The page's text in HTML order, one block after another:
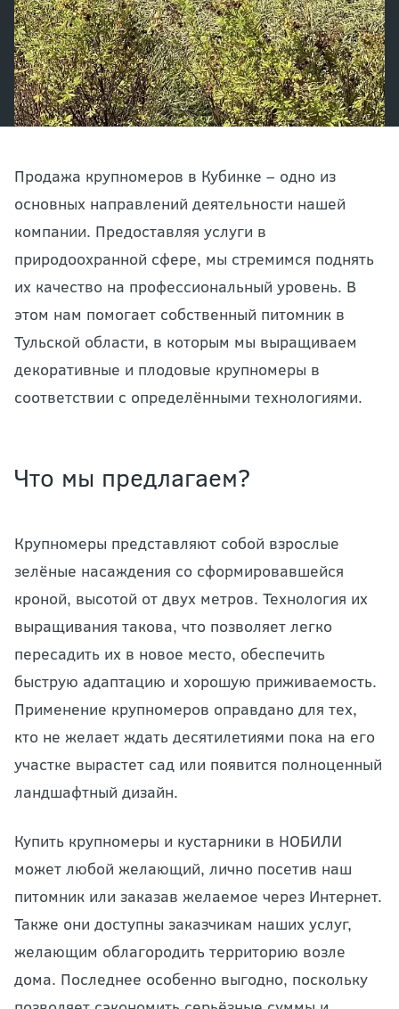
Продажа крупномеров в Кубинке – одно из
основных направлений деятельности нашей
компании. Предоставляя услуги в
природоохранной сфере, мы стремимся поднять
их качество на профессиональный уровень. В
этом нам помогает собственный питомник в
Тульской области, в которым мы выращиваем
декоративные и плодовые крупномеры в
соответствии с определёнными технологиями.
Что мы предлагаем?
Крупномеры представляют собой взрослые
зелёные насаждения со сформировавшейся
кроной, высотой от двух метров. Технология их
выращивания такова, что позволяет легко
пересадить их в новое место, обеспечить
быструю адаптацию и хорошую приживаемость.
Применение крупномеров оправдано для тех,
кто не желает ждать десятилетиями пока на его
участке вырастет сад или появится полноценный
ландшафтный дизайн.
Купить крупномеры и кустарники в НОБИЛИ
может любой желающий, лично посетив наш
питомник или заказав желаемое через Интернет.
Также они доступны заказчикам наших услуг,
желающим облагородить территорию возле
дома. Последнее особенно выгодно, поскольку